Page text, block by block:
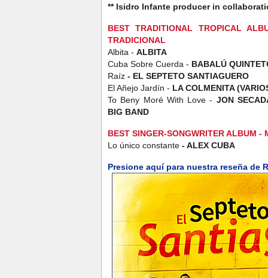
** Isidro Infante producer in
BEST TRADITIONAL TROPICAL
TRADICIONAL
Albita - ALBITA
Cuba Sobre Cuerda - BABALÚ
Raíz - EL SEPTETO SANTIAGUERO
El Añejo Jardín - LA COLMENITA
To Beny Moré With Love - JON
BIG BAND
BEST SINGER-SONGWRITER ALBUM -
Lo único constante - ALEX CUBA
Presione aquí para nuestra reseña de